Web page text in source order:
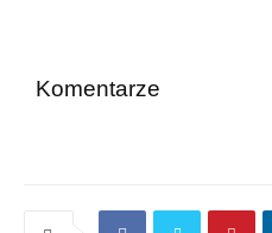
Komentarze